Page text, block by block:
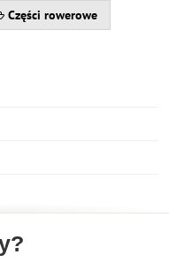
Części rowerowe